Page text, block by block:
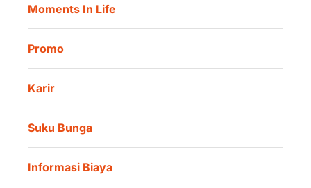
Danamon QR Merchant
Moments In Life
Promo
Karir
Suku Bunga
Informasi Biaya